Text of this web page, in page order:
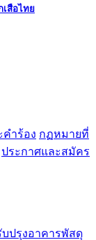
เสือไทย
ำร้อง กฏหมายที่
ประกาศและสมัคร
บปรุงอาคารพัสดุ